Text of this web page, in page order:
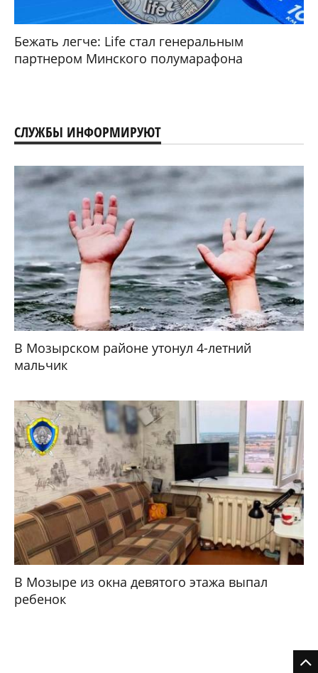
Бежать легче: Life стал генеральным
партнером Минского полумарафона
СЛУЖБЫ ИНФОРМИРУЮТ
В Мозырском районе утонул 4-летний
мальчик
В Мозыре из окна девятого этажа выпал
ребенок